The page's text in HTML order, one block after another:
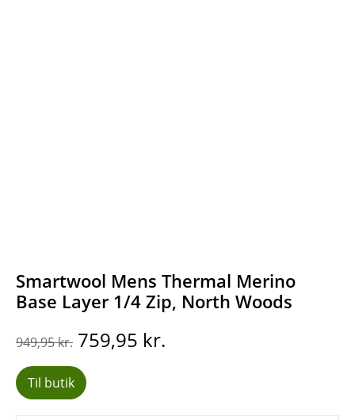
Smartwool Mens Thermal Merino
Base Layer 1/4 Zip, North Woods
949,95kr. Den
oprindelige
pris
var:
949,95 kr..
759,95 kr.
Til butik